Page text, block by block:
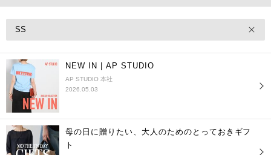
SS
NEW IN | AP STUDIO
AP STUDIO 本社
2026.05.03
母の日に贈りたい、大人のためのとっておきギフ
ト